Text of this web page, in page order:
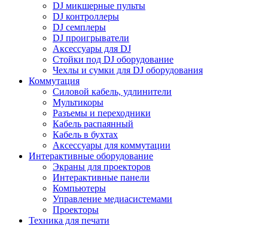
DJ микшерные пульты
DJ контроллеры
DJ семплеры
DJ проигрыватели
Аксессуары для DJ
Стойки под DJ оборудование
Чехлы и сумки для DJ оборудования
Коммутация
Силовой кабель, удлинители
Мультикоры
Разъемы и переходники
Кабель распаянный
Кабель в бухтах
Аксессуары для коммутации
Интерактивные оборудование
Экраны для проекторов
Интерактивные панели
Компьютеры
Управление медиасистемами
Проекторы
Техника для печати